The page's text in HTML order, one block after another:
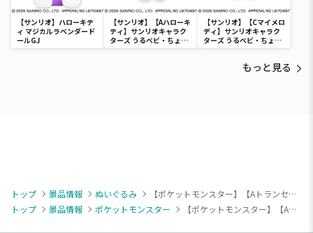
【サンリオ】ハローキテ
ィ マジカルラベンダード
ールGJ
【サンリオ】【Aハローキ
ティ】サンリオキャラク
ターズ うるベビ・ちょい
デカドール
【サンリオ】【Cマイメロ
ディ】サンリオキャラク
ターズ うるベビ・ちょい
デカドール
もっと見る
トップ 景品情報 ぬいぐるみ
【ポケットモンスター】【Aトランセル】ポケットモンスター カラーセレクションぬいぐるみ green～トランセル・チコリータ・シェイミ～
トップ
景品情報 ポケットモンスター 【ポケットモンスター】【Aトランセル】ポケットモンスター カラーセレクションぬいぐるみ green～トランセル・チコリータ・シェイミ～